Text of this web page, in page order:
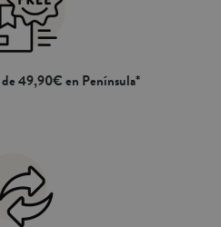
49,90€ en Península*